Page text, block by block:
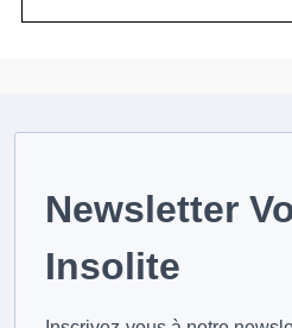
Newsletter
Insolite